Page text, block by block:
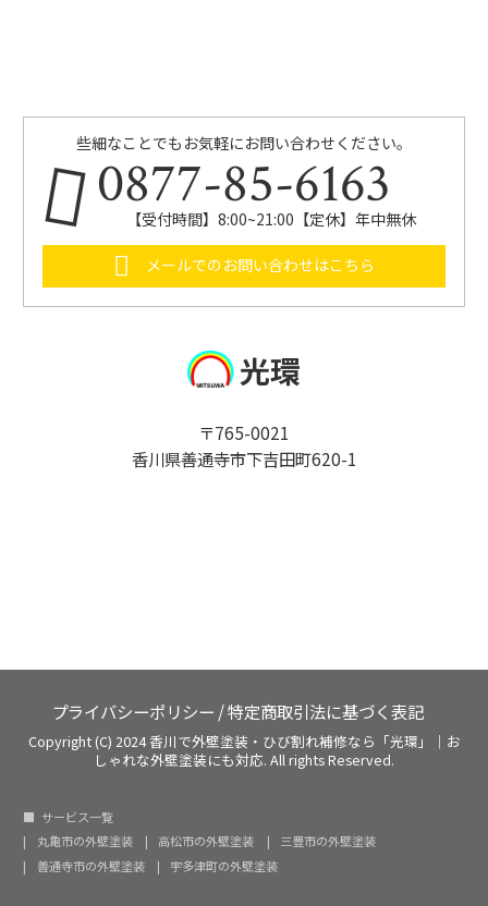
些細なことでもお気軽にお問い合わせください。
0877-85-6163
【受付時間】8:00~21:00【定休】年中無休
メールでのお問い合わせはこちら
光環
〒765-0021
香川県善通寺市下吉田町620-1
プライバシーポリシー /特定商取引法に基づく表記
Copyright (C) 2024 香川で外壁塗装・ひび割れ補修なら「光環」｜お
しゃれな外壁塗装にも対応. All rights Reserved.
サービス一覧
丸亀市の外壁塗装
高松市の外壁塗装
三豊市の外壁塗装
善通寺市の外壁塗装
宇多津町の外壁塗装